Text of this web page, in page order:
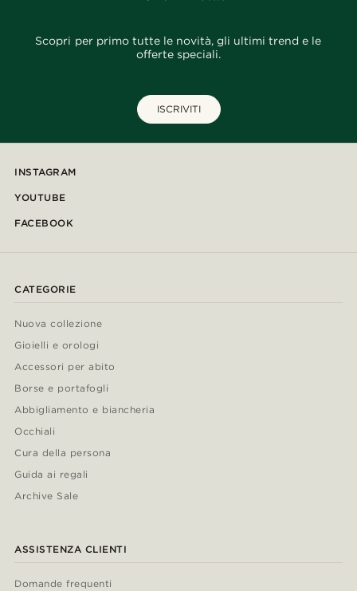
Scopri per primo tutte le novità, gli ultimi trend e le
offerte speciali.
ISCRIVITI
INSTAGRAM
YOUTUBE
FACEBOOK
CATEGORIE
Nuova collezione
Gioielli e orologi
Accessori per abito
Borse e portafogli
Abbigliamento e biancheria
Occhiali
Cura della persona
Guida ai regali
Archive Sale
ASSISTENZA CLIENTI
Domande frequenti